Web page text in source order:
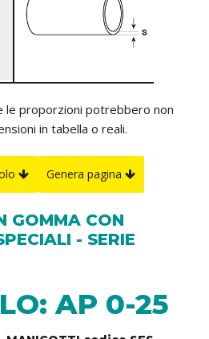
le proporzioni potrebbero non
in tabella o reali.
Genera pagina
GOMMA CON
- SERIE
AP 0-25